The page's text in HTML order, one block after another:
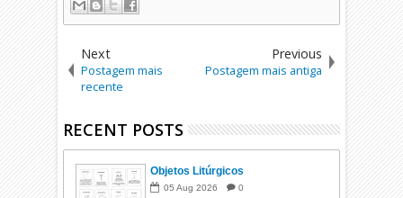
Next
Postagem mais
recente
Previous
Postagem mais antiga
RECENT POSTS
Objetos Litúrgicos
05 Aug 2026 0